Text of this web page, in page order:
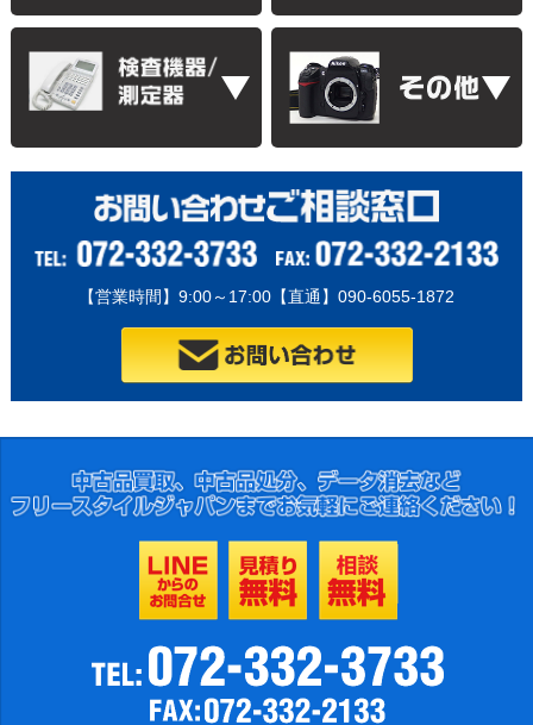
【営業時間】9:00～17:00【直通】090-6055-1872